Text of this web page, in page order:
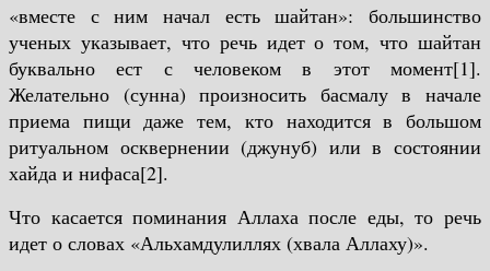
«вместе с ним начал есть шайтан»: большинство
ученых указывает, что речь идет о том, что шайтан
буквально ест с человеком в этот момент[1].
Желательно (сунна) произносить басмалу в начале
приема пищи даже тем, кто находится в большом
ритуальном осквернении (джунуб) или в состоянии
хайда и нифаса[2].
Что касается поминания Аллаха после еды, то речь
идет о словах «Альхамдулиллях (хвала Аллаху)».